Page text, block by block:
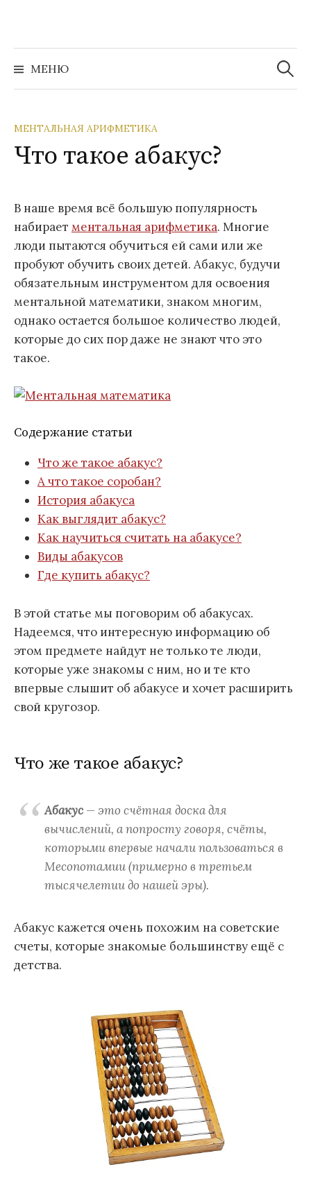
содержимому
МЕНЮ
Найти:
МЕНТАЛЬНАЯ АРИФМЕТИКА
Что такое абакус?
В наше время всё большую популярность
набирает ментальная арифметика. Многие
люди пытаются обучиться ей сами или же
пробуют обучить своих детей. Абакус, будучи
обязательным инструментом для освоения
ментальной математики, знаком многим,
однако остается большое количество людей,
которые до сих пор даже не знают что это
такое.
Содержание статьи
Что же такое абакус?
А что такое соробан?
История абакуса
Как выглядит абакус?
Как научиться считать на абакусе?
Виды абакусов
Где купить абакус?
В этой статье мы поговорим об абакусах.
Надеемся, что интересную информацию об
этом предмете найдут не только те люди,
которые уже знакомы с ним, но и те кто
впервые слышит об абакусе и хочет расширить
свой кругозор.
Что же такое абакус?
Абакус — это счётная доска для
вычислений, а попросту говоря, счёты,
которыми впервые начали пользоваться в
Месопотамии (примерно в третьем
тысячелетии до нашей эры).
Абакус кажется очень похожим на советские
счеты, которые знакомые большинству ещё с
детства.